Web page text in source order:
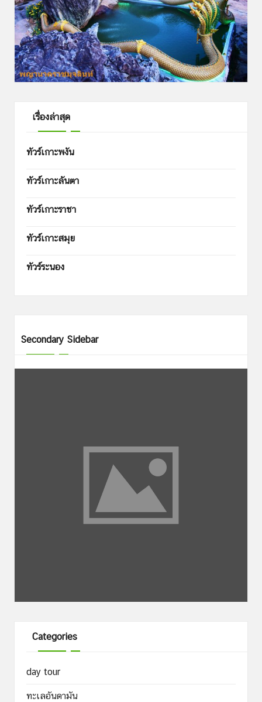
เรื่องล่าสุด
ทัวร์เกาะพงัน
ทัวร์เกาะลันตา
ทัวร์เกาะราชา
ทัวร์เกาะสมุย
ทัวร์ระนอง
Secondary Sidebar
Categories
day tour
ทะเลอันดามัน